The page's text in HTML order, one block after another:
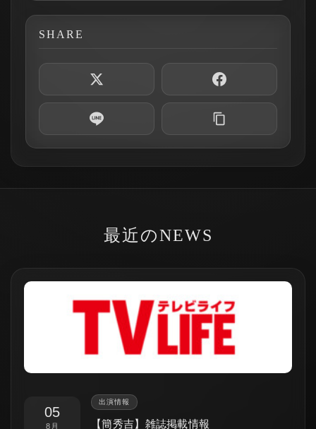
SHARE
最近のNEWS
05
8月
出演情報
【簡秀吉】雑誌掲載情報